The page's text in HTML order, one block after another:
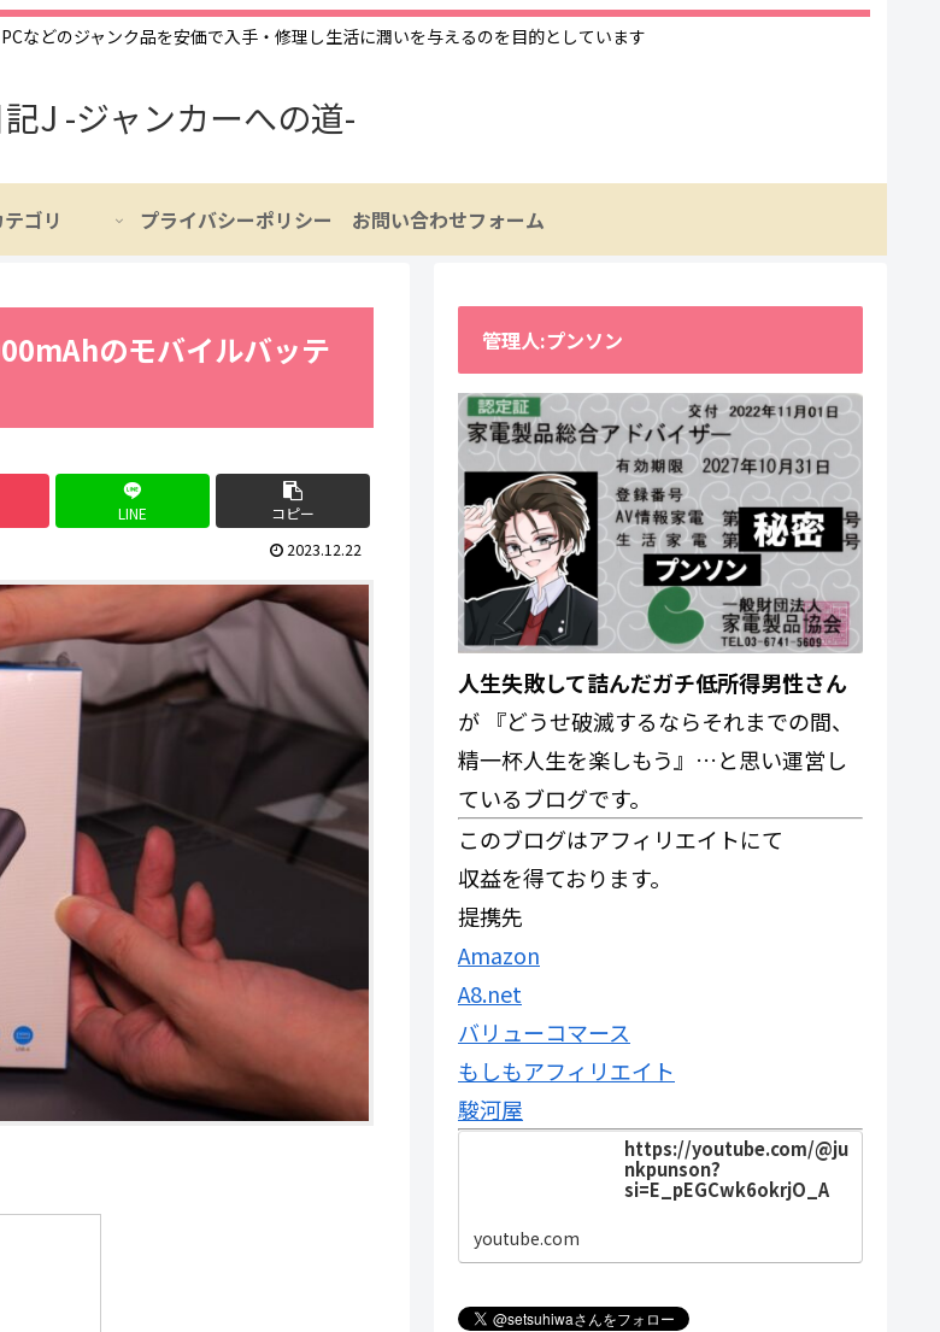
などのジャンク品を安価で入手・修理し生活に潤いを与えるのを目的としています
J -ジャンカーへの道-
ゴリ プライバシーポリシー お問い合わせフォーム
のモバイルバッテ
LINE コピー
2023.12.22
管理人:プンソン
人生失敗して詰んだガチ低所得男性さん
が 『どうせ破滅するならそれまでの間、
精一杯人生を楽しもう』…と思い運営し
ているブログです。
このブログはアフィリエイトにて
収益を得ております。
提携先
Amazon
A8.net
バリューコマース
もしもアフィリエイト
駿河屋
https://youtube.com/@ju
nkpunson?
si=E_pEGCwk6okrjO_A
youtube.com